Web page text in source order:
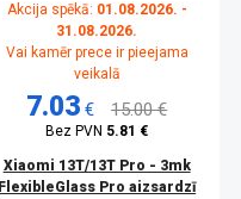
Akcija spēkā: 01.08.2026. -
31.08.2026.
Vai kamēr prece ir pieejama
veikalā
7.03 € 15.00 €
Bez PVN 5.81 €
Xiaomi 13T/13T Pro - 3mk
FlexibleGlass Pro aizsardzī